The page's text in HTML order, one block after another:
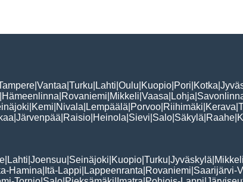
Vantaa Turku Lahti Oulu Kuopio Pori Kotka
Hämeenlinna Rovaniemi Mikkeli Vaasa Lohja
Kemi Nivala Lempäälä Porvoo Riihimäki Kerava
Järvenpää Raisio Heinola Sievi Salo Säkylä Raahe
Lahti Joensuu Seinäjoki Kuopio Turku Jyväskylä
Hamina Itä-Lappi Lappeenranta Rovaniemi Saarijärvi-